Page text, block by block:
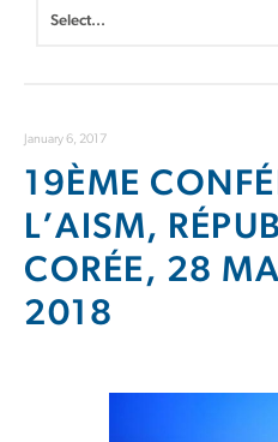
January 6, 2017
19ÈME
L’AISM,
CORÉE, 28
2018